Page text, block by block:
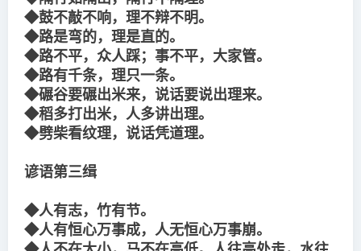
◆鼓不敲不响，理不辩不明。
◆路是弯的，理是直的。
◆路不平，众人踩；事不平，大家管。
◆路有千条，理只一条。
◆碾谷要碾出米来，说话要说出理来。
◆稻多打出米，人多讲出理。
◆劈柴看纹理，说话凭道理。
谚语第三缉
◆人有志，竹有节。
◆人有恒心万事成，人无恒心万事崩。